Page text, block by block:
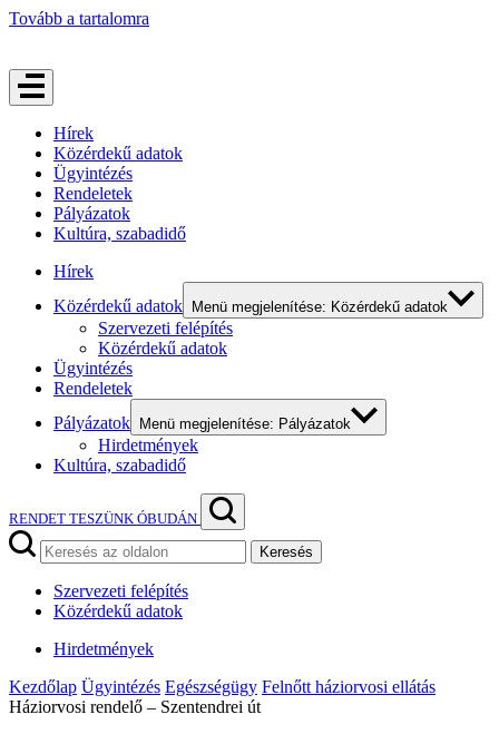
Tovább a tartalomra
Hírek
Közérdekű adatok
Ügyintézés
Rendeletek
Pályázatok
Kultúra, szabadidő
Hírek
Közérdekű adatok
Menü megjelenítése: Közérdekű adatok
Szervezeti felépítés
Közérdekű adatok
Ügyintézés
Rendeletek
Pályázatok
Menü megjelenítése: Pályázatok
Hirdetmények
Kultúra, szabadidő
RENDET TESZÜNK ÓBUDÁN
Keresés
Szervezeti felépítés
Közérdekű adatok
Hirdetmények
Kezdőlap Ügyintézés Egészségügy Felnőtt háziorvosi ellátás
Háziorvosi rendelő – Szentendrei út